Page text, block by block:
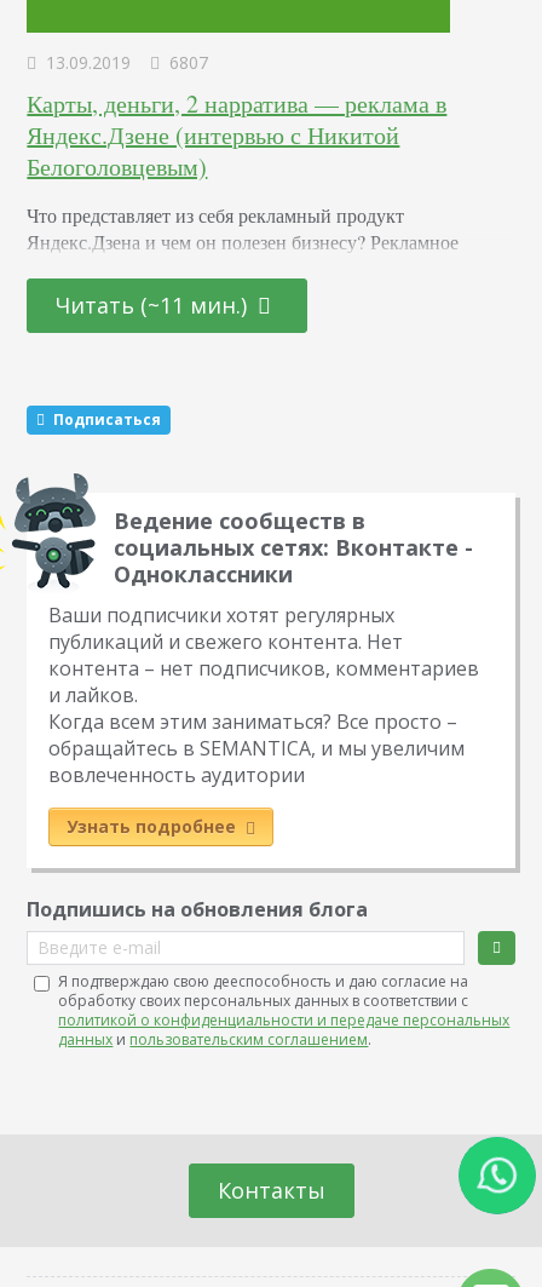
13.09.2019 6807
Карты, деньги, 2 нарратива — реклама в
Яндекс.Дзене (интервью с Никитой
Белоголовцевым)
Что представляет из себя рекламный продукт
Яндекс.Дзена и чем он полезен бизнесу? Рекламное
моделям: покупка гарантированного охвата или оплата
только за вовлеченных пользователей. Охват в Дзене —
рублей. Вовлечение — ориентируется на количество
пользователей, дочитавших пост до…
Читать (~11 мин.)
Подписаться
Ведение сообществ в
социальных сетях: Вконтакте -
Одноклассники
Ваши подписчики хотят регулярных
публикаций и свежего контента. Нет
контента – нет подписчиков, комментариев
и лайков.
Когда всем этим заниматься? Все просто –
обращайтесь в SEMANTICA, и мы увеличим
вовлеченность аудитории
Узнать подробнее
Подпишись на обновления блога
Введите e-mail
Я подтверждаю свою дееспособность и даю согласие на
обработку своих персональных данных в соответствии с
политикой о конфиденциальности и передаче персональных
данных и пользовательским соглашением.
Контакты